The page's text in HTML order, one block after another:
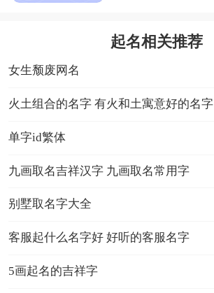
起名相关推荐
女生颓废网名
火土组合的名字 有火和土寓意好的名字
单字id繁体
九画取名吉祥汉字 九画取名常用字
别墅取名字大全
客服起什么名字好 好听的客服名字
5画起名的吉祥字